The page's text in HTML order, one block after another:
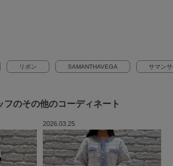
リボン SAMANTHAVEGA サマン
フのその他のコーディネート
2026.03.25